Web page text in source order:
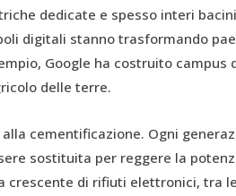
dedicate e spesso interi
digitali stanno trasformando
Google ha costruito
delle terre.
cementificazione. Ogni
sostituita per reggere la
crescente di rifiuti elettronici, tra